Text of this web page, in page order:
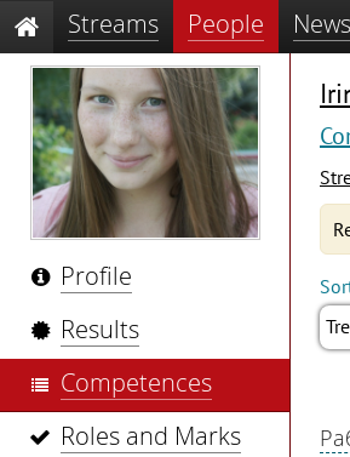
Streams People News
Profile
Results
Competences
Roles and Marks